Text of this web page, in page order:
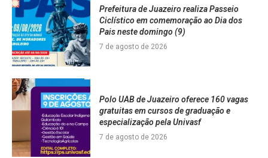
Prefeitura de Juazeiro realiza Passeio
Ciclístico em comemoração ao Dia dos
Pais neste domingo (9)
7 de agosto de 2026
Polo UAB de Juazeiro oferece 160 vagas
gratuitas em cursos de graduação e
especialização pela Univasf
7 de agosto de 2026